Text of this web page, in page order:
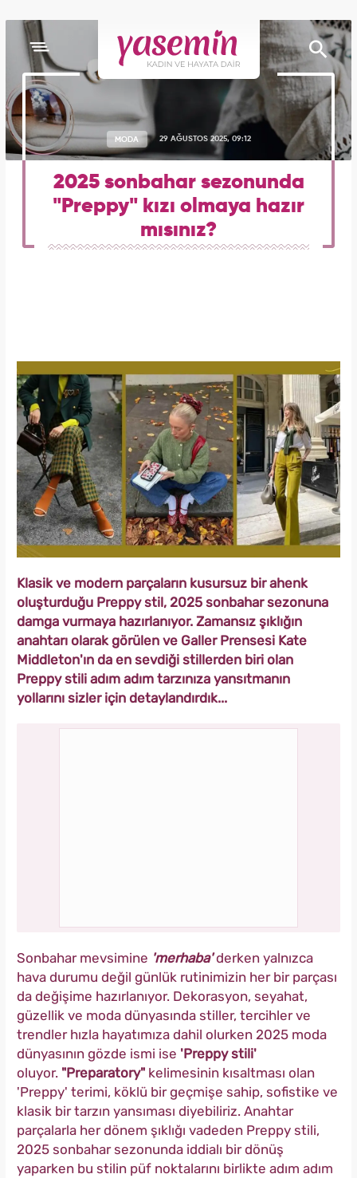
MODA 29 AĞUSTOS 2025, 09:12
2025 sonbahar sezonunda
"Preppy" kızı olmaya hazır
mısınız?
Klasik ve modern parçaların kusursuz bir ahenk
oluşturduğu Preppy stil, 2025 sonbahar sezonuna
damga vurmaya hazırlanıyor. Zamansız şıklığın
anahtarı olarak görülen ve Galler Prensesi Kate
Middleton'ın da en sevdiği stillerden biri olan
Preppy stili adım adım tarzınıza yansıtmanın
yollarını sizler için detaylandırdık...
Sonbahar mevsimine 'merhaba'derken yalnızca
hava durumu değil günlük rutinimizin her bir parçası
da değişime hazırlanıyor. Dekorasyon, seyahat,
güzellik ve moda dünyasında stiller, tercihler ve
trendler hızla hayatımıza dahil olurken 2025 moda
dünyasının gözde ismi ise 'Preppy stili'
oluyor. "Preparatory" kelimesinin kısaltması olan
'Preppy' terimi, köklü bir geçmişe sahip, sofistike ve
klasik bir tarzın yansıması diyebiliriz. Anahtar
parçalarla her dönem şıklığı vadeden Preppy stili,
2025 sonbahar sezonunda iddialı bir dönüş
yaparken bu stilin püf noktalarını birlikte adım adım